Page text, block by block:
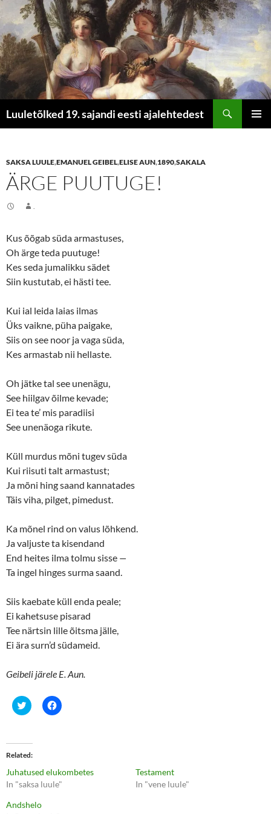
Luuletõlked 19. sajandi eesti ajalehtedest
SAKSA LUULE,EMANUEL GEIBEL,ELISE AUN,1890,SAKALA
ÄRGE PUUTUGE!
Kus õõgab süda armastuses,
Oh ärge teda puutuge!
Kes seda jumalikku sädet
Siin kustutab, ei hästi tee.
Kui ial leida laias ilmas
Üks vaikne, püha paigake,
Siis on see noor ja vaga süda,
Kes armastab nii hellaste.
Oh jätke tal see unenägu,
See hiilgav õilme kevade;
Ei tea te’ mis paradiisi
See unenäoga rikute.
Küll murdus mõni tugev süda
Kui riisuti talt armastust;
Ja mõni hing saand kannatades
Täis viha, pilget, pimedust.
Ka mõnel rind on valus lõhkend.
Ja valjuste ta kisendand
End heites ilma tolmu sisse —
Ta ingel hinges surma saand.
Siis kaebate küll enda peale;
Ei kahetsuse pisarad
Tee närtsin lille õitsma jälle,
Ei ära surn’d südameid.
Geibeli järele E. Aun.
C
l
t
o
s
a
r
e
n
C
l
h
a
r
e
Related
Juhatused elukombetes
In "saksa luule"
Testament
In "vene luule"
Andshelo